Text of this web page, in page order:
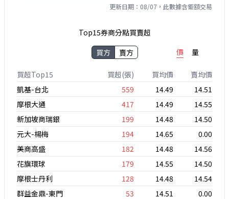
更新日期：08/07，此數據含鉅額交易
Top15券商分點買賣超
買方
賣方 價 量
買超Top15 買超(張) 買均價
賣均價
凱基-台北
559 14.49
14.51
摩根大通
417 14.49
14.55
新加坡商瑞銀
199 14.48
14.50
元大-楊梅
194 14.65
0.00
美商高盛
182 14.48
14.56
花旗環球
179 14.55
14.50
摩根士丹利
128 14.48
14.54
群益金鼎-東門
53 14.51
0.00